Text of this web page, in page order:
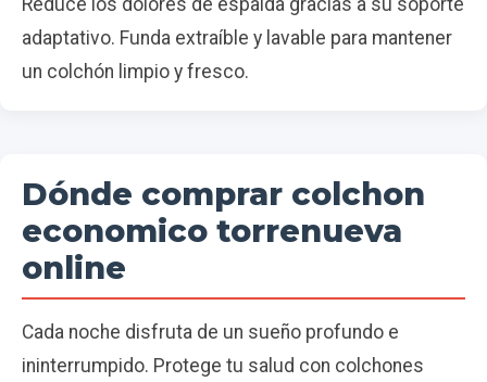
adaptativo. Funda extraíble y lavable para mantener
un colchón limpio y fresco.
Dónde comprar colchon
economico torrenueva
online
Cada noche disfruta de un sueño profundo e
ininterrumpido. Protege tu salud con colchones